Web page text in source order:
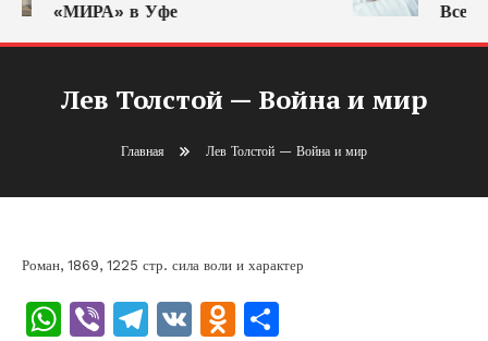
«МИРА» в Уфе
Лев Толстой — Война и мир
Главная Лев Толстой — Война и мир
Роман, 1869, 1225 стр. сила воли и характер
WhatsApp
ViberTelegram
VK Odnoklassniki